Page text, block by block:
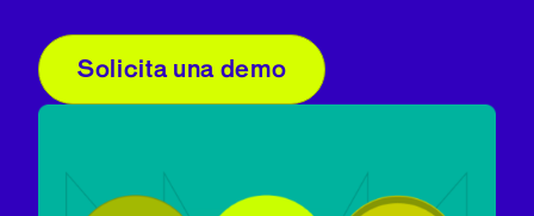
Solicita una demo